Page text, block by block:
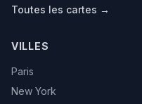
Toutes les cartes →
VILLES
Paris
New York